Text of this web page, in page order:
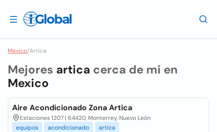
Mexico/Artica
Mejores artica cerca de mi en
Mexico
Aire Acondicionado Zona Artica
Estaciones 1207 | 64420, Monterrey, Nuevo León
equipos
acondicionado artica